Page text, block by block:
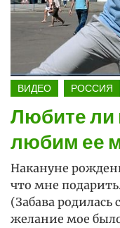
ВИДЕО РОССИЯ
Любите ли
любим ее
Накануне
что мне
(Забава
желание мое